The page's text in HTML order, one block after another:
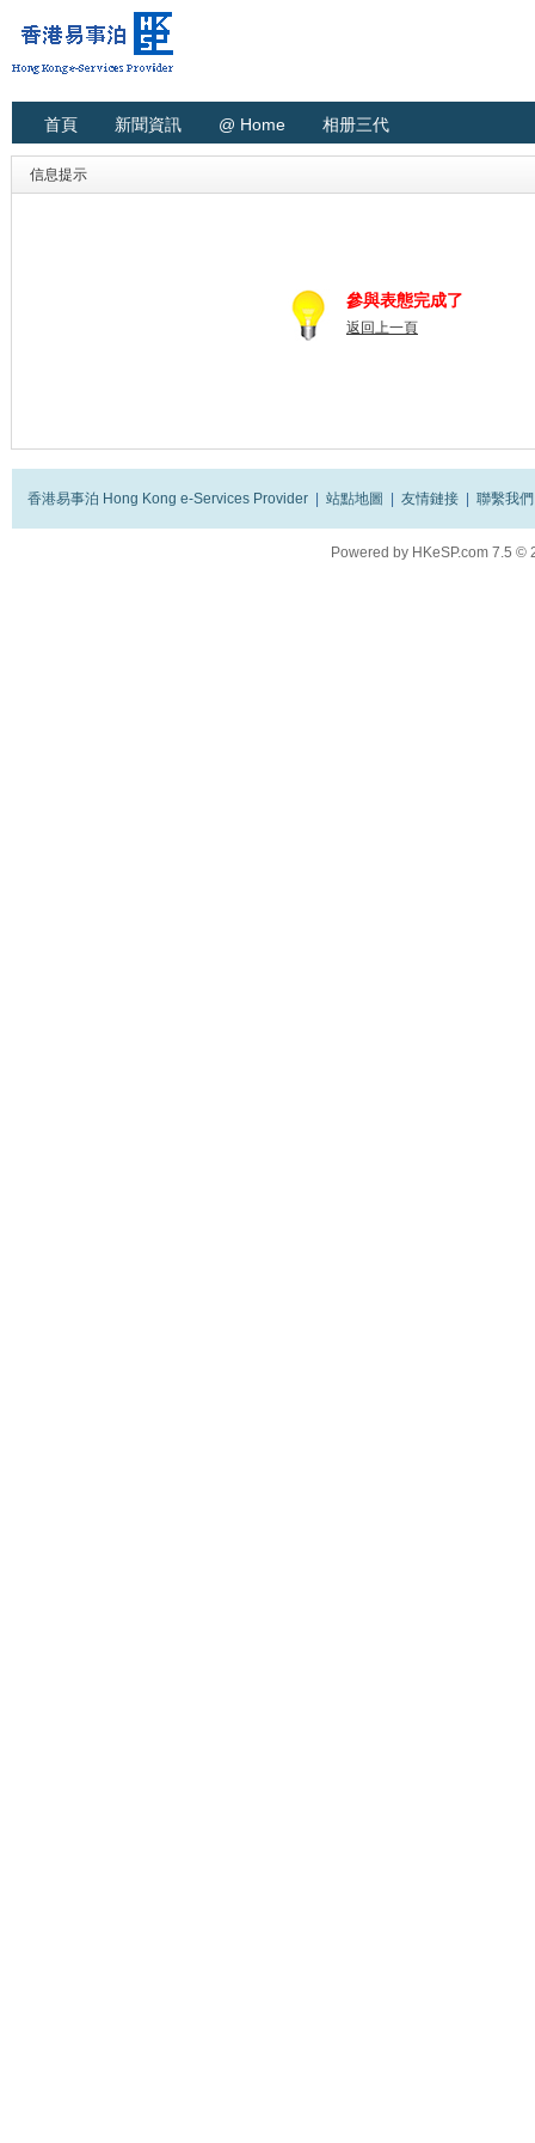
首頁 新聞資訊 @ Home 相册三代
信息提示
參與表態完成了
返回上一頁
香港易事泊 Hong Kong e-Services Provider 站點地圖 友情鏈接 聯繫我們
Powered by HKeSP.com 7.5 ©